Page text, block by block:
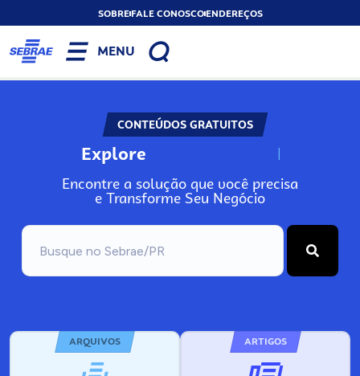
SOBREFALE CONOSCOENDEREÇOS
MENU
CONTEÚDOS GRATUITOS
Explore N
Encontre a solução que você precisa
e Transforme Seu Negócio
ARQUIVOS ARTIGOS